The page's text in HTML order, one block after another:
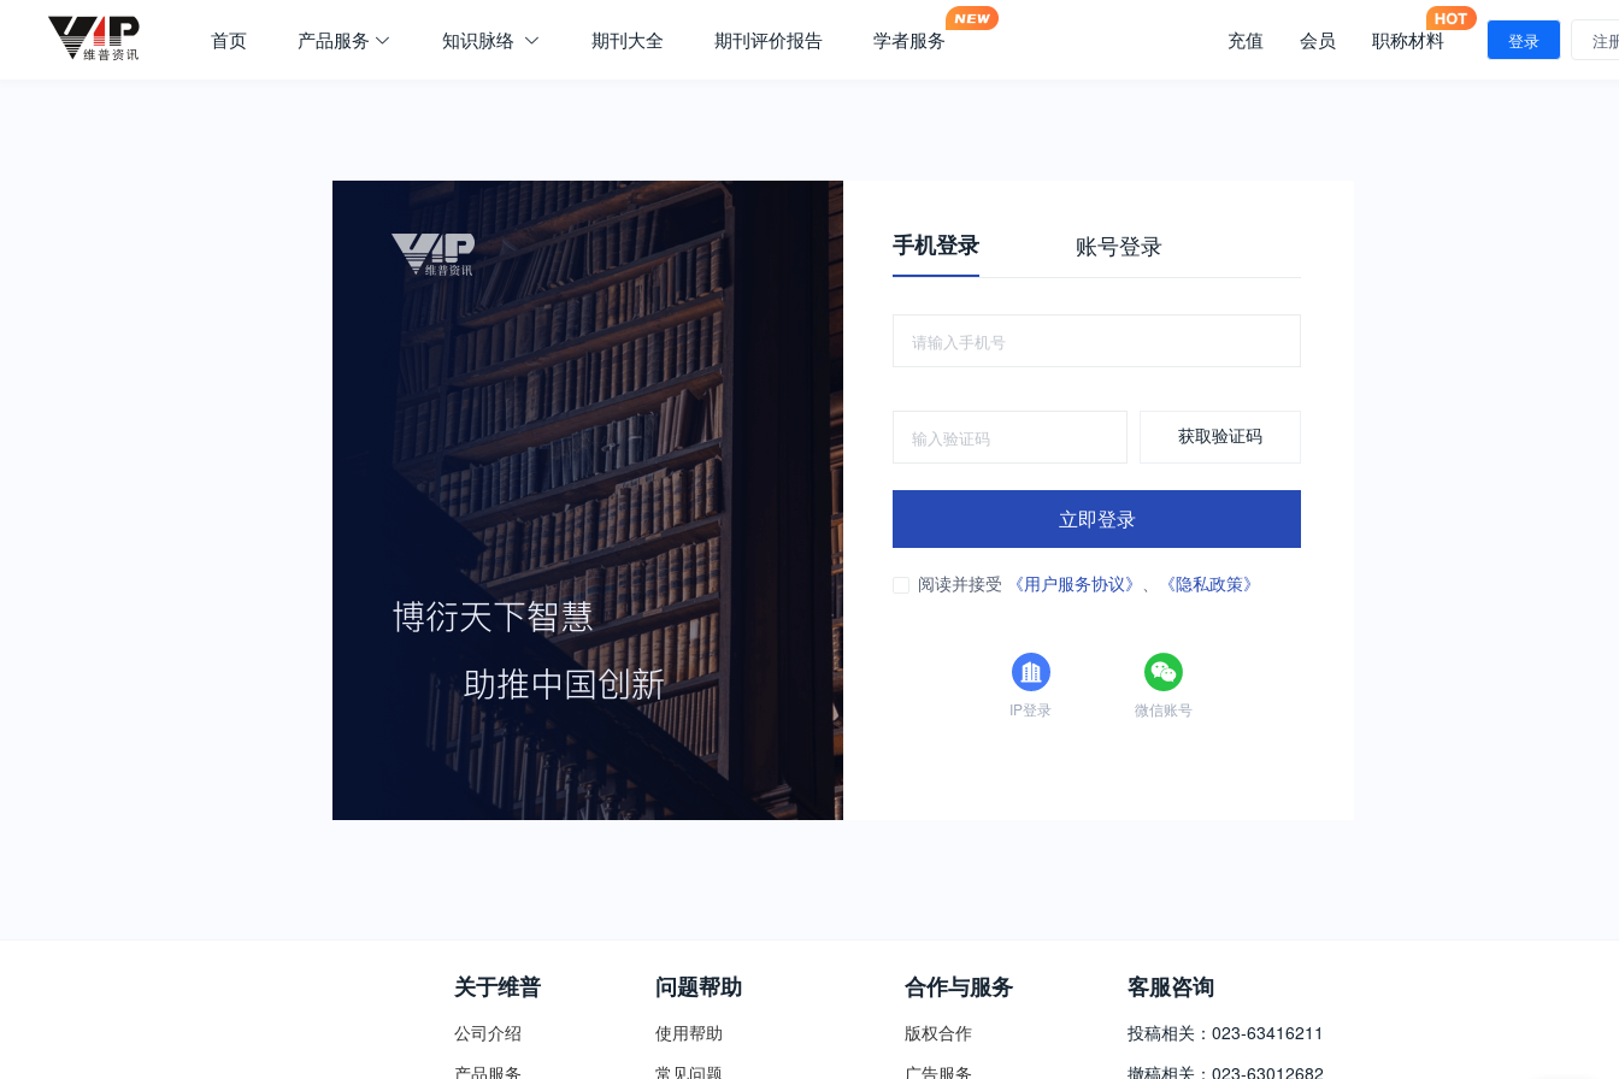
首页 产品服务 知识脉络 期刊大全 期刊评价报告 学者服务 充值 会员 职称材料 登录 注
手机登录 账号登录
获取验证码
立即登录
阅读并接受 《用户服务协议》 、 《隐私政策》
IP登录 微信账号
关于维普
公司介绍
产品服务
问题帮助
使用帮助
常见问题
合作与服务
版权合作
广告服务
客服咨询
投稿相关：023-63416211
撤稿相关：023-63012682